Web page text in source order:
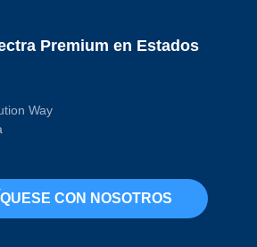
Premium en Estados
Way
CON NOSOTROS